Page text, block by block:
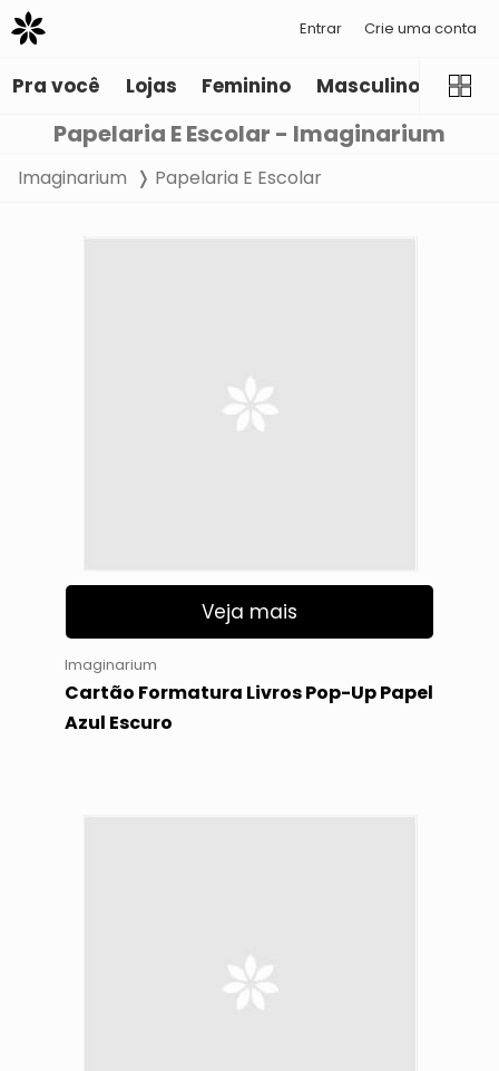
Entrar Crie uma conta
Pra você Lojas Feminino Masculino
Papelaria E Escolar - Imaginarium
Imaginarium Papelaria E Escolar
Veja mais
Imaginarium
Cartão Formatura Livros Pop-Up Papel
Azul Escuro